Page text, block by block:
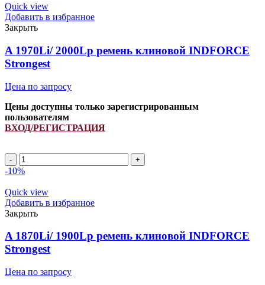
quantity
Quick view
Добавить в избранное
Закрыть
A 1970Li/ 2000Lp ремень клиновой INDFORCE
Strongest
Цена по запросу
Цены доступны только зарегистрированным
пользователям
ВХОД/РЕГИСТРАЦИЯ
A
1970Li/
ремень
клиновой
INDFORCE
Strongest
quantity
-10%
Quick view
Добавить в избранное
Закрыть
A 1870Li/ 1900Lp ремень клиновой INDFORCE
Strongest
Цена по запросу